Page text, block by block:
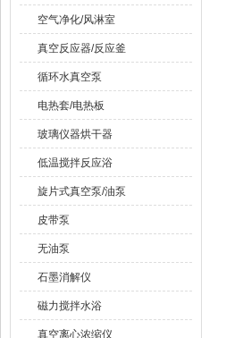
空气净化/风淋室
真空反应器/反应釜
循环水真空泵
电热套/电热板
玻璃仪器烘干器
低温搅拌反应浴
旋片式真空泵/油泵
皮带泵
无油泵
石墨消解仪
磁力搅拌水浴
真空离心浓缩仪